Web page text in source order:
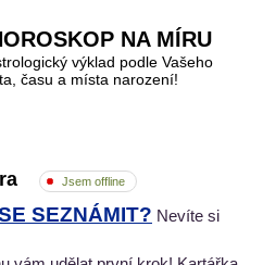
NA MÍRU
výklad podle Vašeho
času a místa narození!
Jsem offline
SEZNÁMIT? Nevíte si